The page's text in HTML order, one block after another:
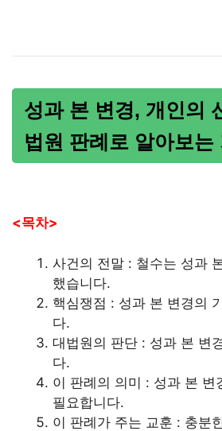
성과 본 변경, 개인의
법원 판례로 알아보는
<목차>
사건의 전말 : 철수는 성과
했습니다.
핵심쟁점 : 성과 본 변경의
다.
대법원의 판단 : 성과 본 변
다.
이 판례의 의미 : 성과 본 변
필요합니다.
이 판례가 주는 교훈 : 충분